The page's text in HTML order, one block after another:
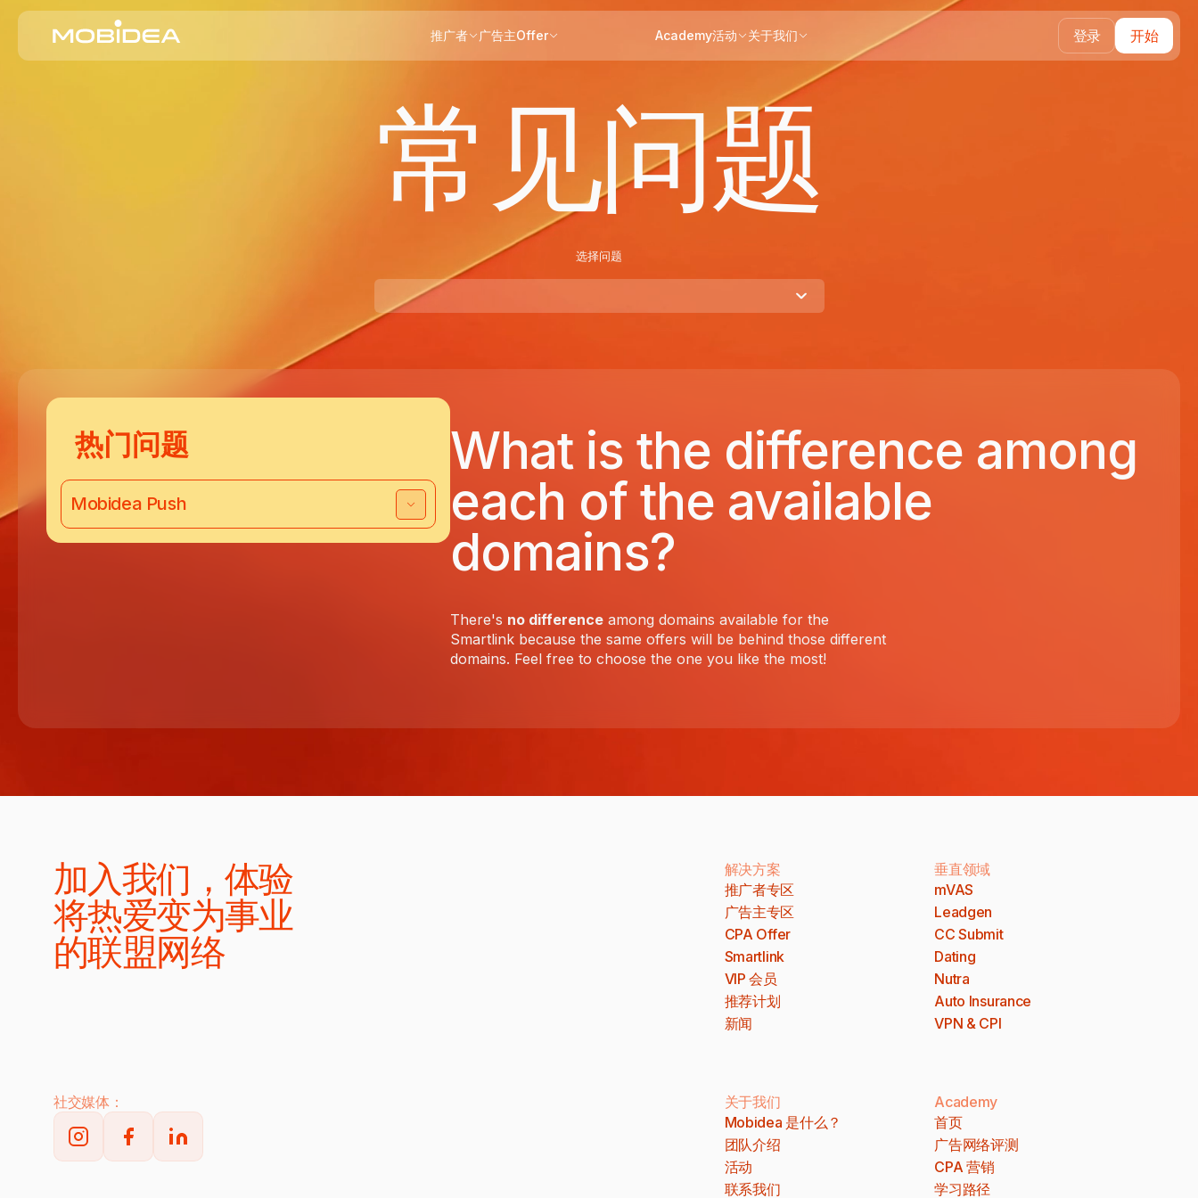
推广者 广告主Offer Academy活动 关于我们 登录 开始
常见问题
选择问题
热门问题
Mobidea Push
What is the difference among
each of the available
domains?
There's no differenceamong domains available for the
Smartlink because the same offers will be behind those different
domains. Feel free to choose the one you like the most!
加入我们，体验
将热爱变为事业
的联盟网络
解决方案
推广者专区
广告主专区
CPA Offer
Smartlink
VIP 会员
推荐计划
新闻
垂直领域
mVAS
Leadgen
CC Submit
Dating
Nutra
Auto Insurance
VPN & CPI
社交媒体：
关于我们
Mobidea 是什么？
团队介绍
活动
联系我们
Academy
首页
广告网络评测
CPA 营销
学习路径